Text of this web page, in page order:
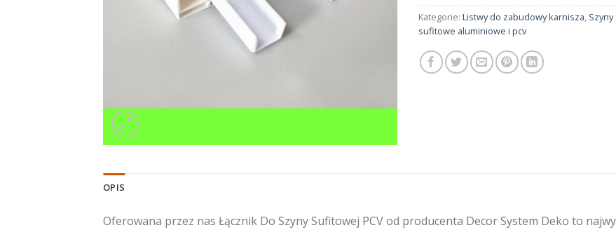
Kategorie: Listwy do zabudowy karnisza, Szyny
sufitowe aluminiowe i pcv
OPIS
Oferowana przez nas Łącznik Do Szyny Sufitowej PCV od producenta Decor System Deko to